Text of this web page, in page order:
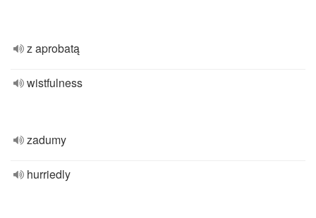
z aprobatą
wistfulness
zadumy
hurriedly